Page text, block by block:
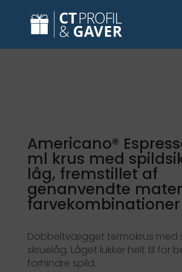
Americano®
ml krus med
låg, fremstillet af
genanvendte
farvekombinationer
Dobbeltvægget termokrus med
skruelåg. Låget lukker helt til for
forhindre spild.